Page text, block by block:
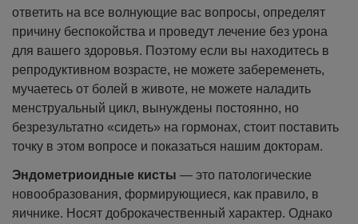
ответить на все волнующие вас вопросы, определят
причину беспокойства и проведут лечение без урона
для вашего здоровья. Поэтому если вы находитесь в
репродуктивном возрасте, не можете забеременеть,
мучаетесь от болей в животе, не можете наладить
менструальный цикл, вынуждены постоянно, но
безрезультатно «сидеть» на гормонах, стоит поставить
точку в этом вопросе и показаться нашим докторам.
Эндометриоидные кисты — это патологические
новообразования, формирующиеся, как правило, в
яичнике. Носят доброкачественный характер. Однако